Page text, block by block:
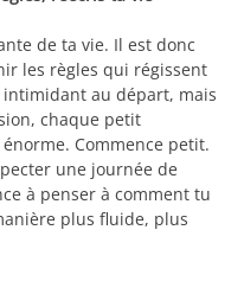
de ta vie. Il est donc
les règles qui régissent
au départ, mais
chaque petit
Commence petit.
une journée de
à penser à comment tu
plus fluide, plus